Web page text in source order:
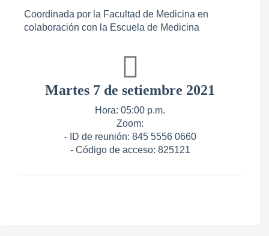
Coordinada por la Facultad de Medicina en
colaboración con la Escuela de Medicina
Martes 7 de setiembre 2021
Hora: 05:00 p.m.
Zoom:
- ID de reunión: 845 5556 0660
- Código de acceso: 825121